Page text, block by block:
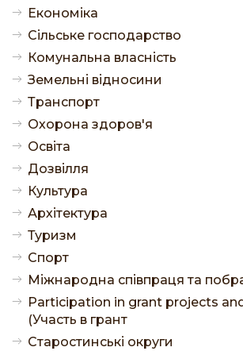
Економіка
Сільське господарство
Комунальна власність
Земельні відносини
Транспорт
Охорона здоров'я
Освіта
Дозвілля
Культура
Архітектура
Туризм
Спорт
Міжнародна співпраця та
Participation in grant projects
(Участь в грант
Старостинські округи